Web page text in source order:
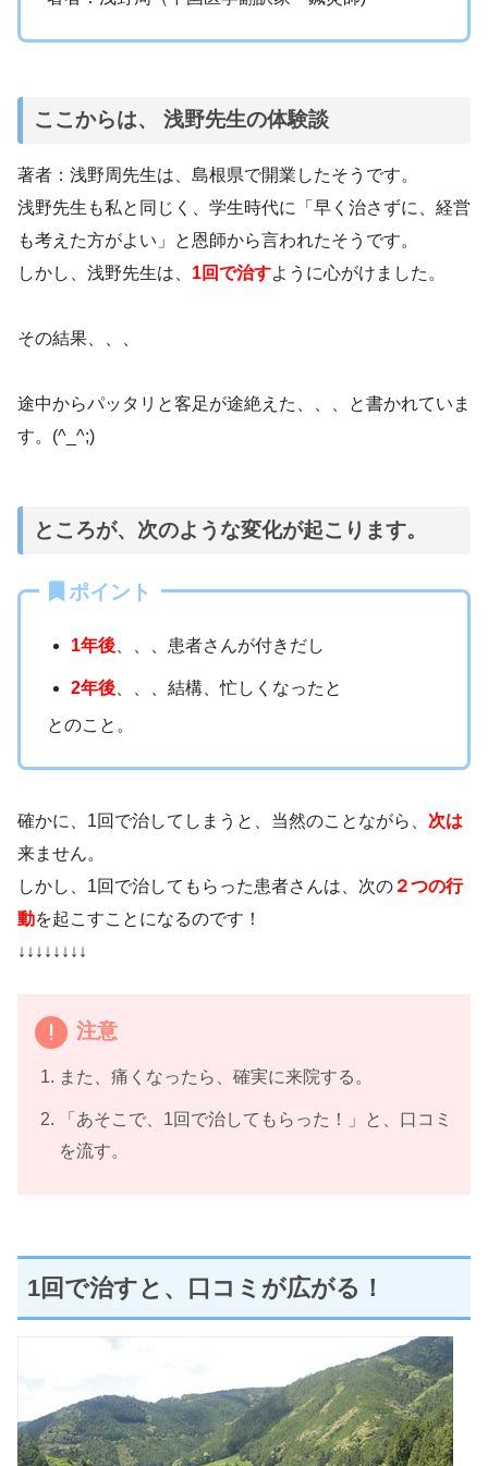
ここからは、 浅野先生の体験談
著者：浅野周先生は、島根県で開業したそうです。
浅野先生も私と同じく、学生時代に「早く治さずに、経営
も考えた方がよい」と恩師から言われたそうです。
しかし、浅野先生は、 1回で治すように心がけました。
その結果、、、
途中からパッタリと客足が途絶えた、、、と書かれていま
す。(^_^;)
ところが、次のような変化が起こります。
ポイント
1年後 、、、患者さんが付きだし
2年後 、、、結構、忙しくなったと
とのこと。
確かに、1回で治してしまうと、当然のことながら、 次は
来ません。
しかし、1回で治してもらった患者さんは、次の ２つの行
動を起こすことになるのです！
↓↓↓↓↓↓↓↓
注意
また、痛くなったら、確実に来院する。
「あそこで、1回で治してもらった！」と、口コミ
を流す。
1回で治すと、口コミが広がる！